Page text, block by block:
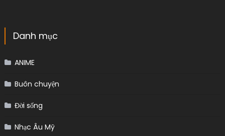
Danh mục
ANIME
Buôn chuyện
Đời sống
Nhạc Âu Mỹ